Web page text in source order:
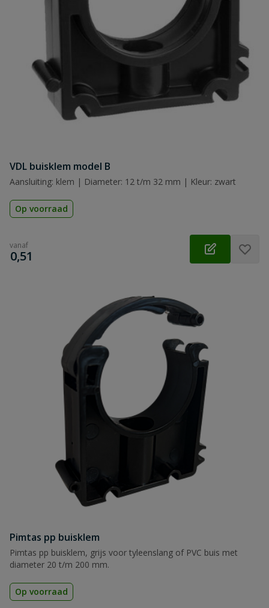
VDL buisklem model B
Aansluiting: klem | Diameter: 12 t/m 32 mm | Kleur: zwart
Op voorraad
vanaf
€
0,51
Pimtas pp buisklem
Pimtas pp buisklem, grijs voor tyleenslang of PVC buis met
diameter 20 t/m 200 mm.
Op voorraad